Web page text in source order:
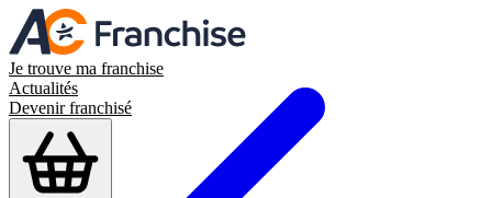
Je trouve ma franchise
Actualités
Devenir franchisé